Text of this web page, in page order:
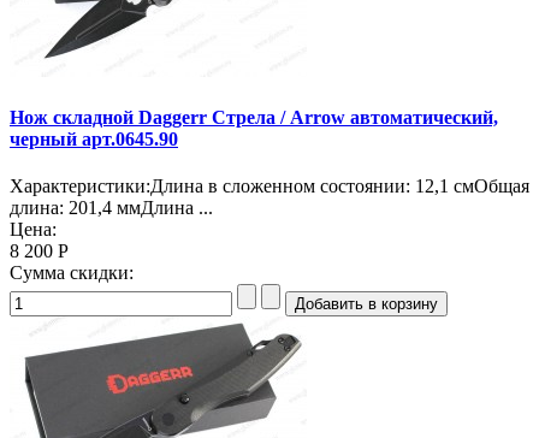
Нож складной Daggerr Стрела / Arrow автоматический,
черный арт.0645.90
Характеристики:Длина в сложенном состоянии: 12,1 смОбщая
длина: 201,4 ммДлина ...
Цена:
8 200 Р
Сумма скидки: